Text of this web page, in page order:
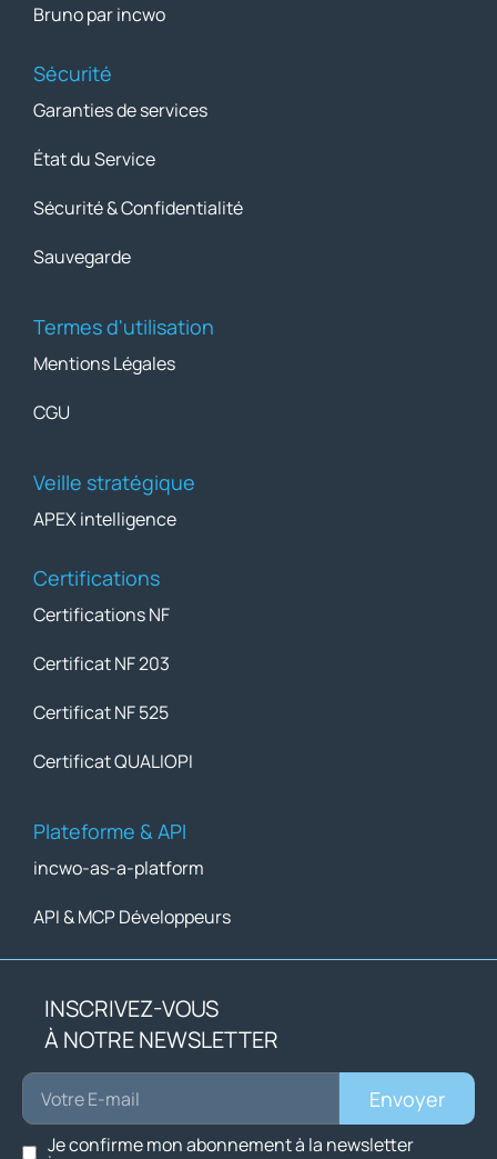
Bruno par incwo
Sécurité
Garanties de services
État du Service
Sécurité & Confidentialité
Sauvegarde
Termes d'utilisation
Mentions Légales
CGU
Veille stratégique
APEX intelligence
Certifications
Certifications NF
Certificat NF 203
Certificat NF 525
Certificat QUALIOPI
Plateforme & API
incwo-as-a-platform
API & MCP Développeurs
INSCRIVEZ-VOUS
À NOTRE NEWSLETTER
Je confirme mon abonnement à la newsletter
Envoyer